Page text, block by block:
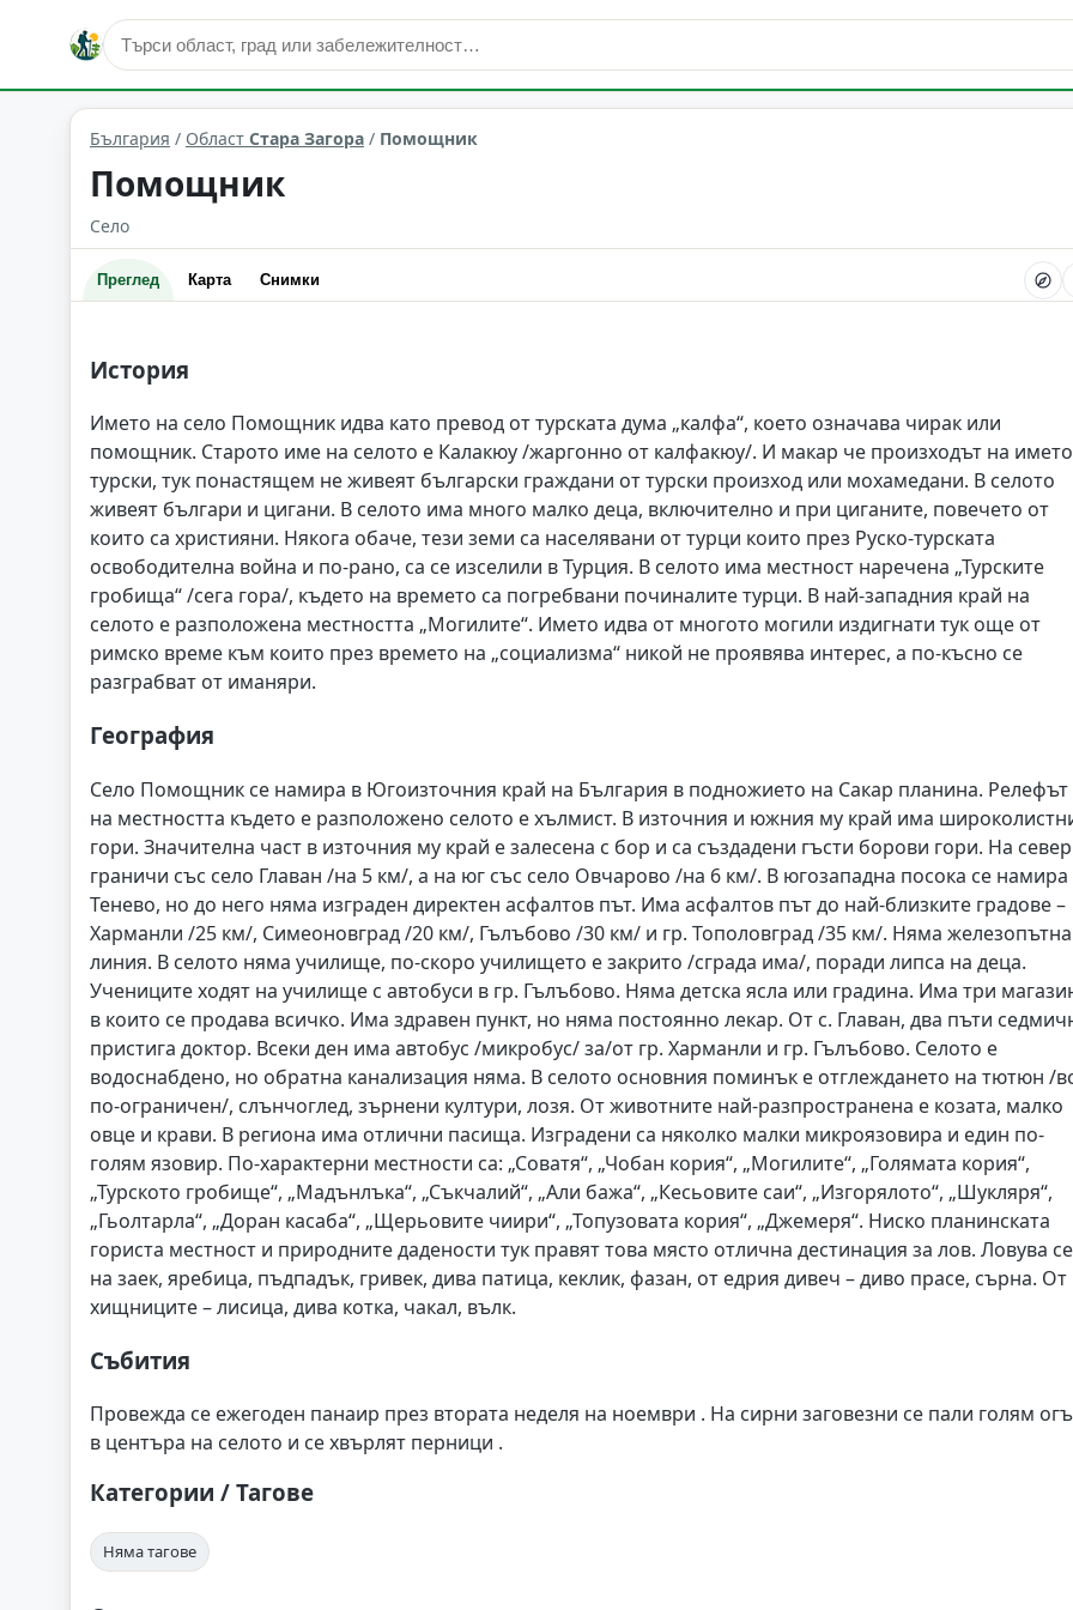
Помощник Област: Стара Загора
България / Област Стара Загора / Помощник
Помощник
Село
Преглед Карта Снимки
История
Името на село Помощник идва като превод от турската дума „калфа“, което означава чирак или
помощник. Старото име на селото е Калакюу /жаргонно от калфакюу/. И макар че произходът на
турски, тук понастящем не живеят български граждани от турски произход или мохамедани. В селото
живеят българи и цигани. В селото има много малко деца, включително и при циганите, повечето от
които са християни. Някога обаче, тези земи са населявани от турци които през Руско-турската
освободителна война и по-рано, са се изселили в Турция. В селото има местност наречена „Турските
гробища“ /сега гора/, където на времето са погребвани починалите турци. В най-западния край на
селото е разположена местността „Могилите“. Името идва от многото могили издигнати тук още от
римско време към които през времето на „социализма“ никой не проявява интерес, а по-късно се
разграбват от иманяри.
География
Село Помощник се намира в Югоизточния край на България в подножието на Сакар планина. Релефът
на местността където е разположено селото е хълмист. В източния и южния му край има
гори. Значителна част в източния му край е залесена с бор и са създадени гъсти борови гори. На север
граничи със село Главан /на 5 км/, а на юг със село Овчарово /на 6 км/. В югозападна посока се намира
Тенево, но до него няма изграден директен асфалтов път. Има асфалтов път до най-близките градове –
Харманли /25 км/, Симеоновград /20 км/, Гълъбово /30 км/ и гр. Тополовград /35 км/. Няма железопътна
линия. В селото няма училище, по-скоро училището е закрито /сграда има/, поради липса на деца.
Учениците ходят на училище с автобуси в гр. Гълъбово. Няма детска ясла или градина. Има три
в които се продава всичко. Има здравен пункт, но няма постоянно лекар. От с. Главан, два пъти
пристига доктор. Всеки ден има автобус /микробус/ за/от гр. Харманли и гр. Гълъбово. Селото е
водоснабдено, но обратна канализация няма. В селото основния поминък е отглеждането на тютюн /
по-ограничен/, слънчоглед, зърнени култури, лозя. От животните най-разпространена е козата, малко
овце и крави. В региона има отлични пасища. Изградени са няколко малки микроязовира и един по-
голям язовир. По-характерни местности са: „Соватя“, „Чобан кория“, „Могилите“, „Голямата кория“,
„Турското гробище“, „Мадънлъка“, „Съкчалий“, „Али бажа“, „Кесьовите саи“, „Изгорялото“, „Шукляря“,
„Гьолтарла“, „Доран касаба“, „Щерьовите чиири“, „Топузовата кория“, „Джемеря“. Ниско планинската
гориста местност и природните дадености тук правят това място отлична дестинация за лов. Ловува се
на заек, яребица, пъдпадък, гривек, дива патица, кеклик, фазан, от едрия дивеч – диво прасе, сърна. От
хищниците – лисица, дива котка, чакал, вълк.
Събития
Провежда се ежегоден панаир през втората неделя на ноември . На сирни заговезни се пали голям
в центъра на селото и се хвърлят перници .
Категории / Тагове
Няма тагове